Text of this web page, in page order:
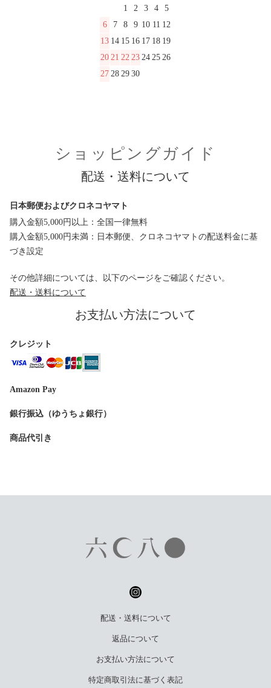
1
2 3 4
5
6
7 8 9 10 11 12
13 14 15 16 17 18 19
20 21 22 23 24 25 26
27 28 29 30
ショッピングガイド
配送・送料について
日本郵便およびクロネコヤマト
購入金額5,000円以上：全国一律無料
購入金額5,000円未満：日本郵便、クロネコヤマトの配送料金に基
づき設定
その他詳細については、以下のページをご確認ください。
配送・送料について
お支払い方法について
クレジット
Amazon Pay
銀行振込（ゆうちょ銀行）
商品代引き
配送・送料について
返品について
お支払い方法について
特定商取引法に基づく表記